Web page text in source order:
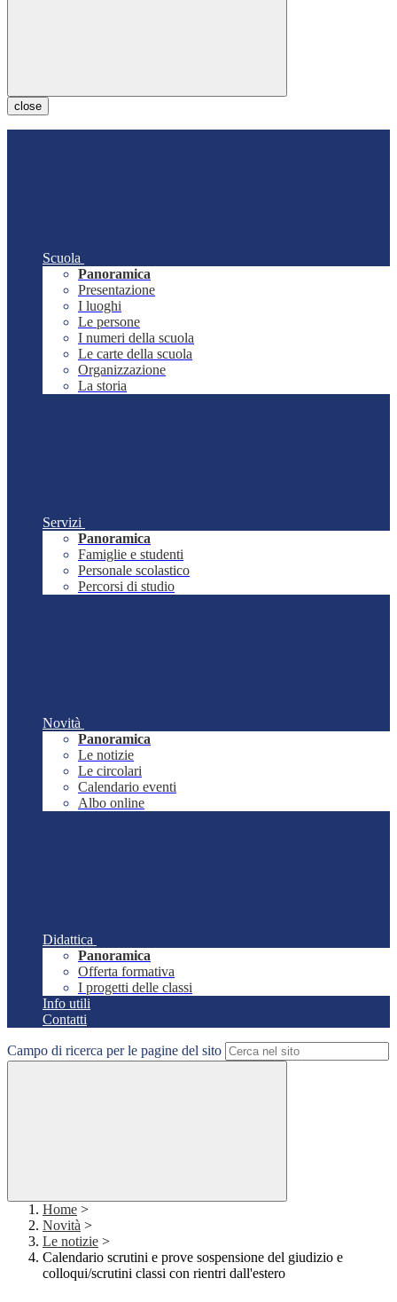
close
Scuola
Panoramica
Presentazione
I luoghi
Le persone
I numeri della scuola
Le carte della scuola
Organizzazione
La storia
Servizi
Panoramica
Famiglie e studenti
Personale scolastico
Percorsi di studio
Novità
Panoramica
Le notizie
Le circolari
Calendario eventi
Albo online
Didattica
Panoramica
Offerta formativa
I progetti delle classi
Info utili
Contatti
Campo di ricerca per le pagine del sito
Home >
Novità >
Le notizie >
Calendario scrutini e prove sospensione del giudizio e
colloqui/scrutini classi con rientri dall'estero